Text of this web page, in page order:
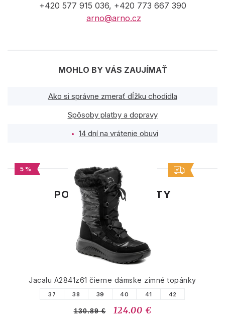
+420 577 915 036, +420 773 667 390
arno@arno.cz
MOHLO BY VÁS ZAUJÍMAŤ
Ako si správne zmerať dĺžku chodidla
Spôsoby platby a dopravy
14 dní na vrátenie obuvi
PODOBNÉ PRODUKTY
5 %
Jacalu A2841z61 čierne dámske zimné topánky
37 38 39 40 41 42
130.89 € 124.00 €